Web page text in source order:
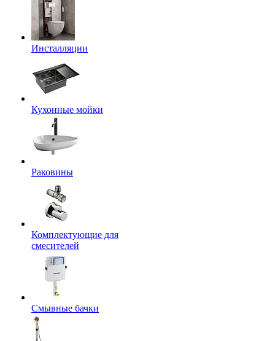
Инсталляции
Кухонные мойки
Раковины
Комплектующие для
смесителей
Смывные бачки